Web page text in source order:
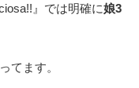
』では明確に娘3
てます。